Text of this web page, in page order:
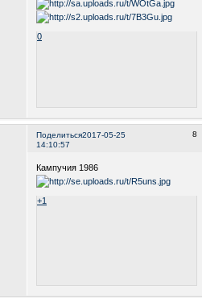
0
Поделиться 8
2017-05-25
14:10:57
Кампучия 1986
+1